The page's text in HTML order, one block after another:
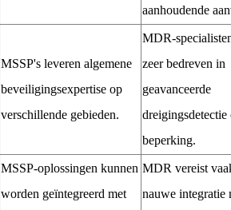
aanhoudende
MSSP's leveren algemene
beveiligingsexpertise op
verschillende gebieden.
MDR-
zeer bedreven in
geavanceerde
dreigingsdetectie
beperking.
MSSP-oplossingen kunnen
worden geïntegreerd met
MDR vereist
nauwe integratie